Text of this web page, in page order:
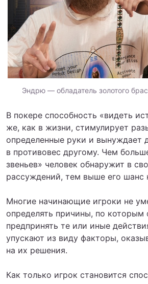
Эндрю — обладатель золотого
В покере способность «видеть
же, как в жизни, стимулирует
определенные руки и вынуждает
в противовес другому. Чем
звеньев» человек обнаружит в
рассуждений, тем выше его шанс
Многие начинающие игроки не
определять причины, по
предпринять те или иные
упускают из виду факторы,
на их решения.
Как только игрок становится